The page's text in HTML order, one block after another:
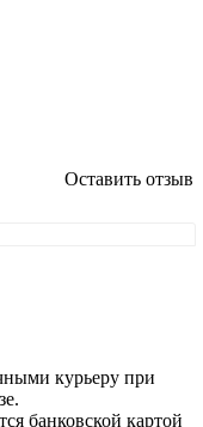
Оставить отзыв
курьеру при
банковской картой